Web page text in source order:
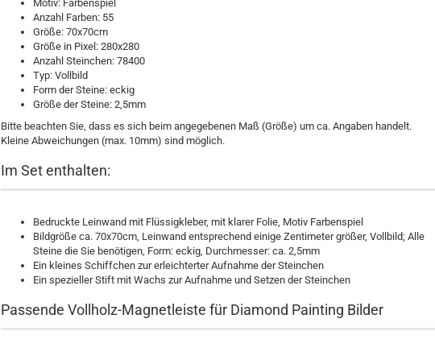
Motiv: Farbenspiel
Anzahl Farben: 55
Größe: 70x70cm
Größe in Pixel: 280x280
Anzahl Steinchen: 78400
Typ: Vollbild
Form der Steine: eckig
Größe der Steine: 2,5mm
Bitte beachten Sie, dass es sich beim angegebenen Maß (Größe) um ca. Angaben handelt.
Kleine Abweichungen (max. 10mm) sind möglich.
Im Set enthalten:
Bedruckte Leinwand mit Flüssigkleber, mit klarer Folie, Motiv Farbenspiel
Bildgröße ca. 70x70cm, Leinwand entsprechend einige Zentimeter größer, Vollbild; Alle
Steine die Sie benötigen, Form: eckig, Durchmesser: ca. 2,5mm
Ein kleines Schiffchen zur erleichterter Aufnahme der Steinchen
Ein spezieller Stift mit Wachs zur Aufnahme und Setzen der Steinchen
Passende Vollholz-Magnetleiste für Diamond Painting Bilder